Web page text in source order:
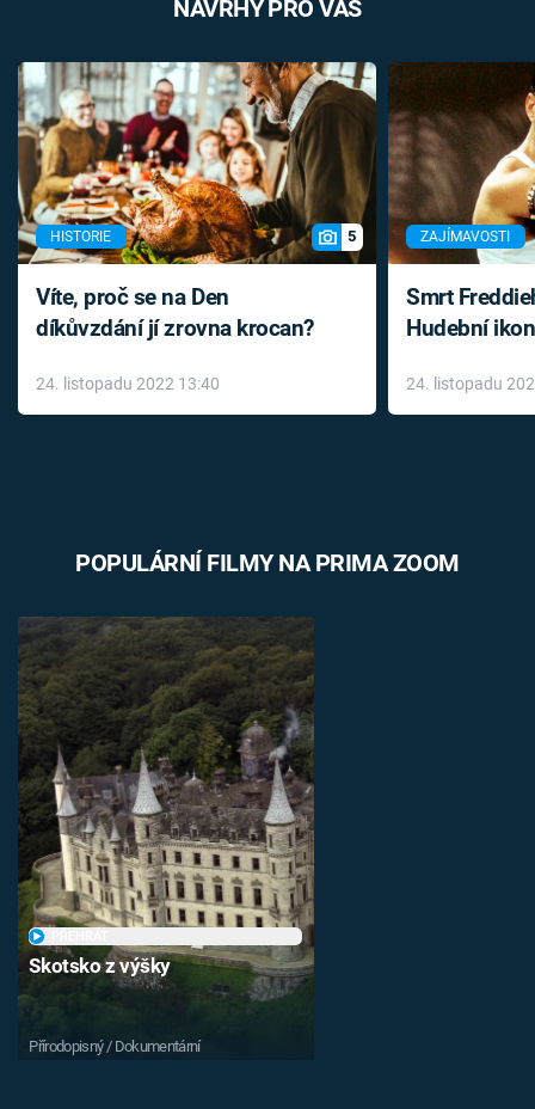
NÁVRHY PRO VÁS
HISTORIE 5
Víte, proč se na Den
díkůvzdání jí zrovna krocan?
24. listopadu 2022 13:40
ZAJÍMAVOSTI
Smrt
Hudební
léky
24. listopadu
POPULÁRNÍ FILMY NA PRIMA ZOOM
Skotsko z výšky
Přírodopisný / Dokumentární